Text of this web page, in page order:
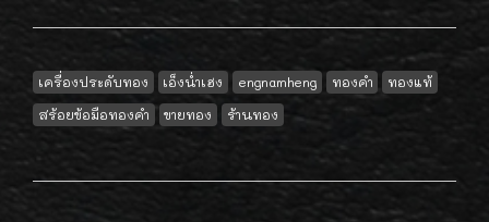
เครื่องประดับทอง เอ็งน่ำเฮง engnamheng ทองคำ
ทองแท้
สร้อยข้อมือทองคำ
ขายทอง ร้านทอง